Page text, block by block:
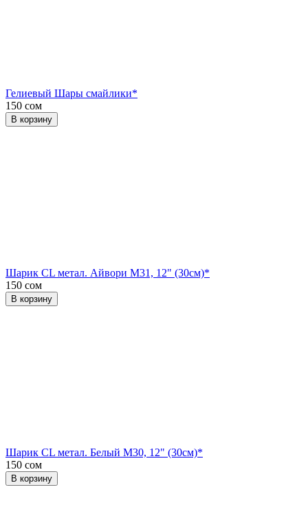
Гелиевый Шары смайлики*
150 сом
В корзину
Шарик CL метал. Айвори М31, 12" (30см)*
150 сом
В корзину
Шарик CL метал. Белый М30, 12" (30см)*
150 сом
В корзину